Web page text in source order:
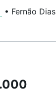
• Fernão Dias